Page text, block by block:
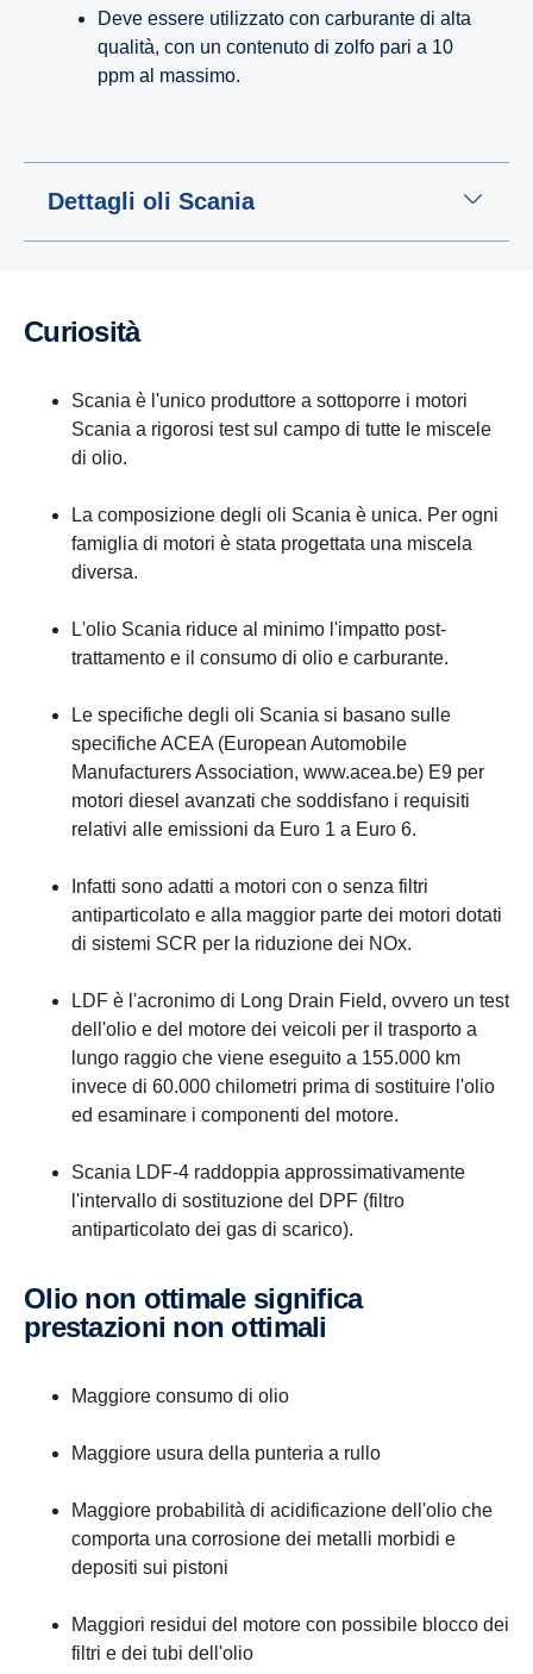
Deve essere utilizzato con carburante di alta
qualità, con un contenuto di zolfo pari a 10
ppm al massimo.
Dettagli oli Scania
Curiosità
Scania è l'unico produttore a sottoporre i motori
Scania a rigorosi test sul campo di tutte le miscele
di olio.
La composizione degli oli Scania è unica. Per ogni
famiglia di motori è stata progettata una miscela
diversa.
L'olio Scania riduce al minimo l'impatto post-
trattamento e il consumo di olio e carburante.
Le specifiche degli oli Scania si basano sulle
specifiche ACEA (European Automobile
Manufacturers Association, www.acea.be) E9 per
motori diesel avanzati che soddisfano i requisiti
relativi alle emissioni da Euro 1 a Euro 6.
Infatti sono adatti a motori con o senza filtri
antiparticolato e alla maggior parte dei motori dotati
di sistemi SCR per la riduzione dei NOx.
LDF è l'acronimo di Long Drain Field, ovvero un test
dell'olio e del motore dei veicoli per il trasporto a
lungo raggio che viene eseguito a 155.000 km
invece di 60.000 chilometri prima di sostituire l'olio
ed esaminare i componenti del motore.
Scania LDF-4 raddoppia approssimativamente
l'intervallo di sostituzione del DPF (filtro
antiparticolato dei gas di scarico).
Olio non ottimale significa
prestazioni non ottimali
Maggiore consumo di olio
Maggiore usura della punteria a rullo
Maggiore probabilità di acidificazione dell'olio che
comporta una corrosione dei metalli morbidi e
depositi sui pistoni
Maggiori residui del motore con possibile blocco dei
filtri e dei tubi dell'olio